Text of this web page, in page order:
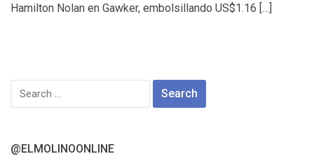
Hamilton Nolan en Gawker, embolsillando US$1.16 […]
Search
@ELMOLINOONLINE